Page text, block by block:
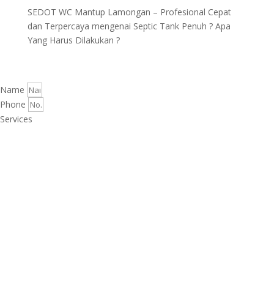
SEDOT WC Mantup Lamongan – Profesional Cepat
dan Terpercaya mengenai Septic Tank Penuh ? Apa
Yang Harus Dilakukan ?
Name
Phone
Services